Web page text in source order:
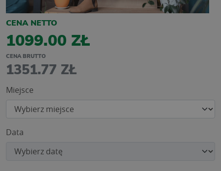
CENA NETTO
1099.00 ZŁ
CENA BRUTTO
1351.77 ZŁ
Miejsce
Data